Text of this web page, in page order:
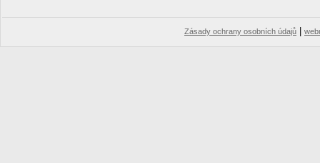
Zásady ochrany osobních údajů